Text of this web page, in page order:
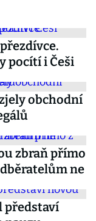
pocítí i Češi
obchodní
zbraň přímo
ne
představí